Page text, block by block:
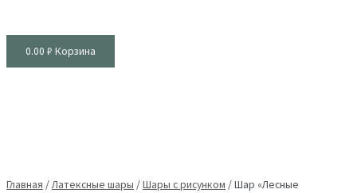
0.00 ₽ Корзина
Главная /Латексные шары /Шары с рисунком /Шар «Лесные